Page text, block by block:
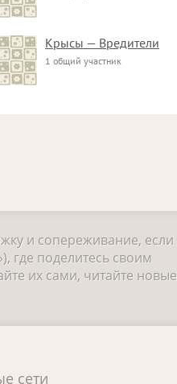
Крысы — Вредители
1 общий участник
и сопереживание, если
где поделитесь своим
их сами, читайте новые
сети